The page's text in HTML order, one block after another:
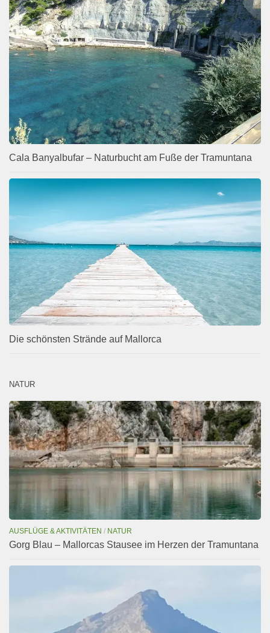
Cala Banyalbufar – Naturbucht am Fuße der Tramuntana
Die schönsten Strände auf Mallorca
NATUR
AUSFLÜGE & AKTIVITÄTEN / NATUR
Gorg Blau – Mallorcas Stausee im Herzen der Tramuntana